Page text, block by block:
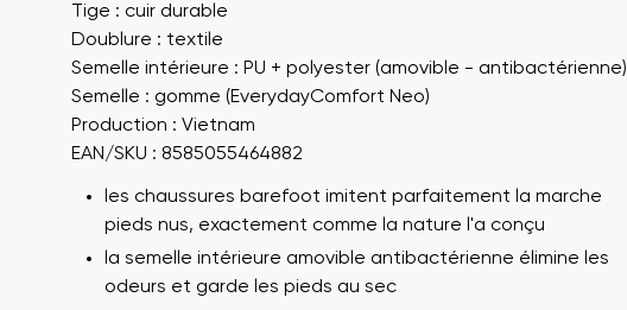
Tige : cuir durable
Doublure : textile
Semelle intérieure : PU + polyester (amovible - antibactérienne)
Semelle : gomme (EverydayComfort Neo)
Production : Vietnam
EAN/SKU : 8585055464882
les chaussures barefoot imitent parfaitement la marche
pieds nus, exactement comme la nature l'a conçu
la semelle intérieure amovible antibactérienne élimine les
odeurs et garde les pieds au sec